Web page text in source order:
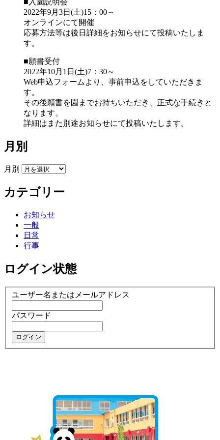
■入園説明会
2022年9月3日(土)15：00～
オンラインにて開催
応募方法等は後日詳細をお知らせにて投稿いたしま
す。
■願書受付
2022年10月1日(土)7：30～
Web申込フォームより、事前申込をしていただきま
す。
その後願書を園までお持ちいただき、正式な手続きと
なります。
詳細はまた別途お知らせにて投稿いたします。
月別
月別
カテゴリー
お知らせ
一般
日常
行事
ログイン状態
ユーザー名またはメールアドレス
パスワード